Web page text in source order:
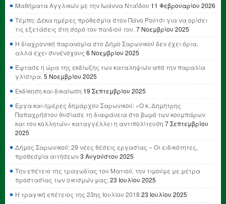
Μαθήματα Αγγλικών με την Ιωάννα Νταΐδου 11 Φεβρουαρίου 2026
Τέμπη: Δέκα ημέρες προθεσμία στον Πάνο Ρούτσι για να ορίσει
τις εξετάσεις στη σορό του παιδιού του. 7 Νοεμβρίου 2025
Η διαχρονική παρανομία στο Δήμο Σαρωνικού δεν έχει όρια,
αλλά έχει συνένοχους 6 Νοεμβρίου 2025
Έφτασε η ώρα της εκδίωξης των καταληψιών από την παραλία
γλίστρα. 5 Νοεμβρίου 2025
Εκδίκηση και δικαίωση 19 Σεπτεμβρίου 2025
Έργα και ημέρες δημάρχου Σαρωνικού: «Ο κ. Δημήτρης
Παπαχρήστου θυσίασε τη διαφάνεια στο βωμό των κουμπάρων
και τον κολλητών» καταγγέλλει η αντιπολίτευση 7 Σεπτεμβρίου
2025
Δήμος Σαρωνικού: 29 νέες θέσεις εργασίας – Οι ειδικότητες,
προθεσμία αιτήσεων3 Αυγούστου 2025
Την επέτειο της τραγωδίας του Ματιού, την τιμούμε με μέτρα
προστασίας των οικισμών μας;23 Ιουλίου 2025
Η τραγική επέτειος της 23ης Ιουλίου 2018 23 Ιουλίου 2025